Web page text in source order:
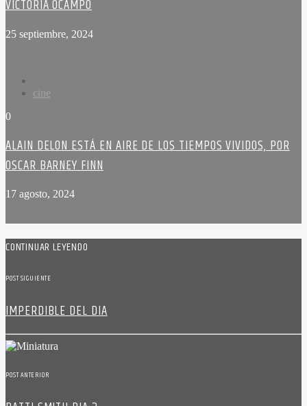
VICTORIA OCAMPO
25 septiembre, 2024
cine
0
ALAIN DELON ESTÁ EN AIRE DE LOS TIEMPOS VIVIDOS, POR
OSCAR BARNEY FINN
17 agosto, 2024
CONTINUAR LEYENDO
POST SIGUIENTE
IMPERDIBLE DEL DIA
POST ANTERIOR